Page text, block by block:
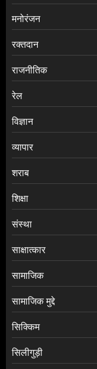
मनोरंजन
रक्तदान
राजनीतिक
रेल
विज्ञान
व्यापार
शराब
शिक्षा
संस्था
साक्षात्कार
सामाजिक
सामाजिक मुद्दे
सिक्किम
सिलीगुड़ी